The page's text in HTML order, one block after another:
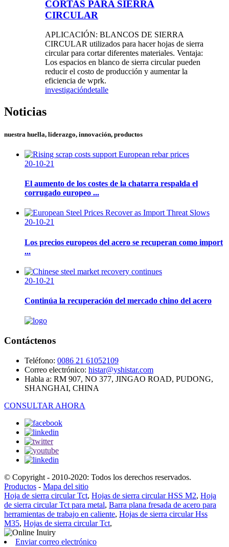
CORTAS PARA SIERRA
CIRCULAR
APLICACIÓN: BLANCOS DE SIERRA
CIRCULAR utilizados para hacer hojas de sierra
circular para cortar diferentes materiales. Ventaja:
Los espacios en blanco de sierra circular pueden
reducir el costo de producción y aumentar la
eficiencia de wprk.
investigacióndetalle
Noticias
nuestra huella, liderazgo, innovación, productos
20-10-21
El aumento de los costes de la chatarra respalda el
corrugado europeo ...
20-10-21
Los precios europeos del acero se recuperan como import
...
20-10-21
Continúa la recuperación del mercado chino del acero
Contáctenos
Teléfono: 0086 21 61052109
Correo electrónico: histar@yshistar.com
Habla a: RM 907, NO 377, JINGAO ROAD, PUDONG,
SHANGHAI, CHINA
CONSULTAR AHORA
© Copyright - 2010-2020: Todos los derechos reservados.
Productos - Mapa del sitio
Hoja de sierra circular Tct, Hojas de sierra circular HSS M2, Hoja
de sierra circular Tct para metal, Barra plana fresada de acero para
herramientas de trabajo en caliente, Hojas de sierra circular Hss
M35, Hojas de sierra circular Tct,
Enviar correo electrónico